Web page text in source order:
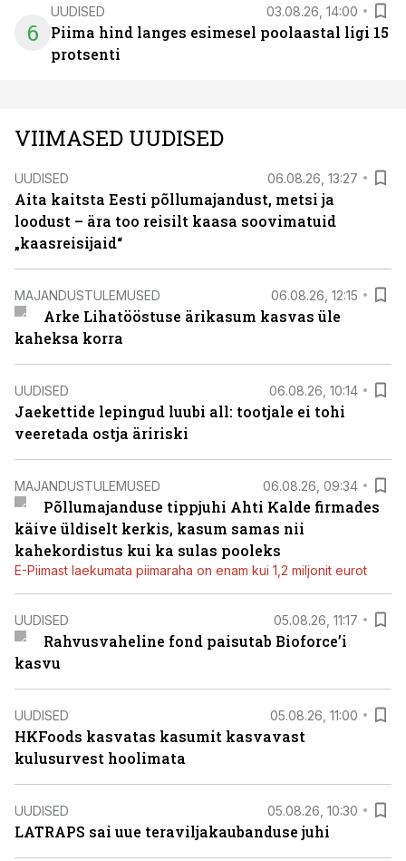
6
UUDISED 03.08.26, 14:00
Piima hind langes esimesel poolaastal ligi 15
protsenti
VIIMASED UUDISED
UUDISED 06.08.26, 13:27
Aita kaitsta Eesti põllumajandust, metsi ja
loodust – ära too reisilt kaasa soovimatuid
„kaasreisijaid“
MAJANDUSTULEMUSED 06.08.26, 12:15
Arke Lihatööstuse ärikasum kasvas üle
kaheksa korra
UUDISED 06.08.26, 10:14
Jaekettide lepingud luubi all: tootjale ei tohi
veeretada ostja äririski
MAJANDUSTULEMUSED 06.08.26, 09:34
Põllumajanduse tippjuhi Ahti Kalde firmades
käive üldiselt kerkis, kasum samas nii
kahekordistus kui ka sulas pooleks
E-Piimast laekumata piimaraha on enam kui 1,2 miljonit eurot
UUDISED 05.08.26, 11:17
Rahvusvaheline fond paisutab Bioforce’i
kasvu
UUDISED 05.08.26, 11:00
HKFoods kasvatas kasumit kasvavast
kulusurvest hoolimata
UUDISED 05.08.26, 10:30
LATRAPS sai uue teraviljakaubanduse juhi